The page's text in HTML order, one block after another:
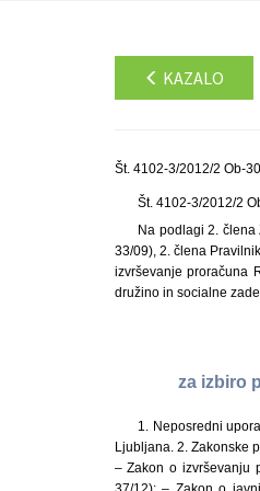
KAZALO
Št. 4102-3/2012/2 Ob-
Št. 4102-3/2012/2
Na podlagi 2.
33/09), 2. člena
izvrševanje proračuna
družino in socialne
za izbiro
1. Neposredni uporabnik: Ministrstvo za delo, družino in socialne zadeve (v nadaljevanju: Ministrstvo), Kotnikova ulica 28, 1000 Ljubljana. 2. Zakonske podlage javnega razpisa: – Rebalans proračuna Republike Slovenije za leto 2012 (Uradni list RS, št. 37/12); – Zakon o izvrševanju proračunov Republike Slovenije za leti 2011 in 2012 (Uradni list RS, št. 96/10, 4/11, 22/12 – ZUKN-C in 37/12); – Zakon o javnih financah (Uradni list RS, št. 11/11 – uradno prečiščeno besedilo in 110/11 – ZDIU12); – Pravilnik o postopkih za izvrševanje proračuna Republike Slovenije (Uradni list RS, št. 50/07, 61/08 in 99/09 – ZIPRS1011); – Zakon o subvencioniranju študentske prehrane (Uradni list RS, št. 74/07 – uradno prečiščeno besedilo in 33/09); – Pravilnik o subvencioniranju študentske prehrane (Uradni list RS, št. 72/09); – Zakon za uravnoteženje javnih financ (Uradni list RS, št. 40/12). 3. Predmet javnega razpisa: dejavnost prehrambenih gostinskih obratov – izbira ponudnikov subvencionirane študentske prehrane za leti 2013 in 2014. 4. Okvirna višina sredstev tega razpisa je, skladno z drugim odstavkom 20. člena Zakona o izvrševanju proračunov Republike Slovenije za leti 2011 in 2012, 13.951.079,20 EUR v letu 2013 in 10.463.309,40 EUR v letu 2014. 5. Kraj izvedbe: kraj izvedbe študentske prehrane so študijska središča v Republiki Sloveniji, torej kraji, kjer so višje strokovne šole in visokošolski zavodi, ki izvajajo javno veljavne višješolske in visokošolske programe: Ajdovščina, Bled, Brežice, Celje, Črnomelj, Dob pri